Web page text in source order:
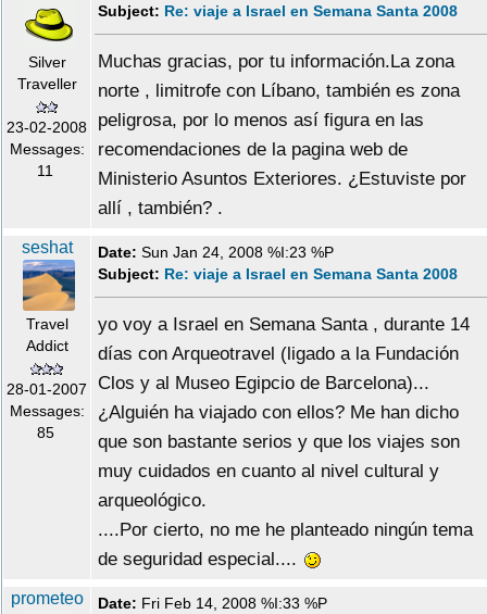
Silver
Traveller
23-02-2008
Messages:
11
Subject: Re: viaje a Israel en Semana Santa 2008
Muchas gracias, por tu información.La zona
norte , limitrofe con Líbano, también es zona
peligrosa, por lo menos así figura en las
recomendaciones de la pagina web de
Ministerio Asuntos Exteriores. ¿Estuviste por
allí , también? .
seshat
Travel
Addict
28-01-2007
Messages:
85
Date: Sun Jan 24, 2008 %I:23 %P
Subject: Re: viaje a Israel en Semana Santa 2008
yo voy a Israel en Semana Santa , durante 14
días con Arqueotravel (ligado a la Fundación
Clos y al Museo Egipcio de Barcelona)...
¿Alguién ha viajado con ellos? Me han dicho
que son bastante serios y que los viajes son
muy cuidados en cuanto al nivel cultural y
arqueológico.
....Por cierto, no me he planteado ningún tema
de seguridad especial....
prometeo Date: Fri Feb 14, 2008 %I:33 %P